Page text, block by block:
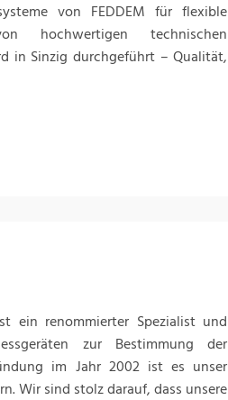
von FEDDEM für flexible
hochwertigen technischen
in Sinzig durchgeführt – Qualität,
ein renommierter Spezialist und
zur Bestimmung der
im Jahr 2002 ist es unser
Wir sind stolz darauf, dass unsere